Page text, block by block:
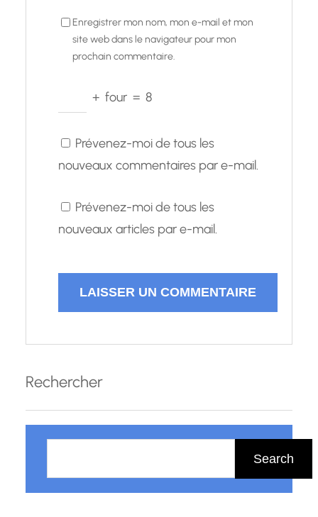
Enregistrer mon nom, mon e-mail et mon
site web dans le navigateur pour mon
prochain commentaire.
+ four = 8
Prévenez-moi de tous les
nouveaux commentaires par e-mail.
Prévenez-moi de tous les
nouveaux articles par e-mail.
Rechercher
h
Search